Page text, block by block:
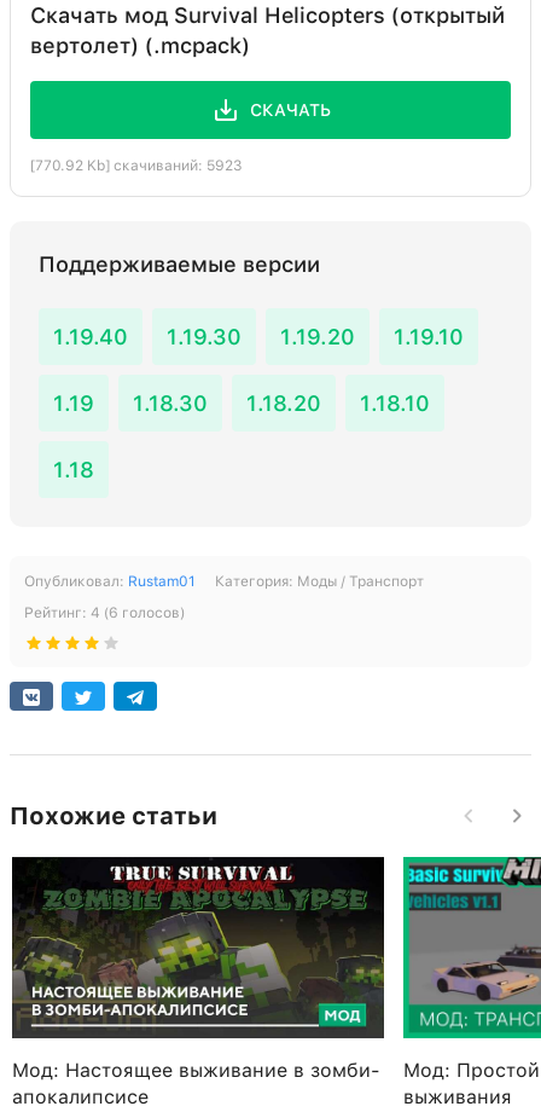
Скачать мод Survival Helicopters (открытый
вертолет) (.mcpack)
СКАЧАТЬ
[770.92 Kb] скачиваний: 5923
Поддерживаемые версии
1.19.40 1.19.30 1.19.20 1.19.10
1.19 1.18.30 1.18.20 1.18.10
1.18
Опубликовал: Rustam01 Категория: Моды / Транспорт
Рейтинг: 4 (6 голосов)
Похожие статьи
Мод: Настоящее выживание в зомби-
апокалипсисе
Мод: Простой
выживания